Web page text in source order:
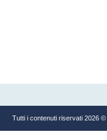
Tutti i contenuti riservati 2026 ©